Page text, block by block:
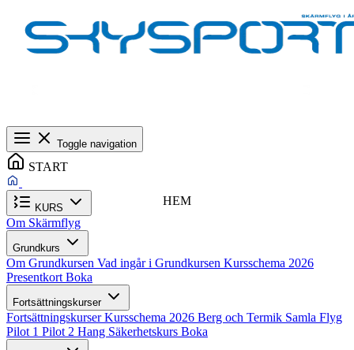
Toggle navigation
START
HEM
KURS
Om Skärmflyg
Grundkurs
Om Grundkursen Vad ingår i Grundkursen Kursschema 2026
Presentkort Boka
Fortsättningskurser
FortsättningskurserKursschema 2026 Berg och Termik Samla Flyg
Pilot 1 Pilot 2 Hang Säkerhetskurs Boka